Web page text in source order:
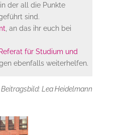
, in der all die Punkte
sind.
, an das ihr euch bei
für Studium und
ebenfalls weiterhelfen.
Beitragsbild: Lea Heidelmann